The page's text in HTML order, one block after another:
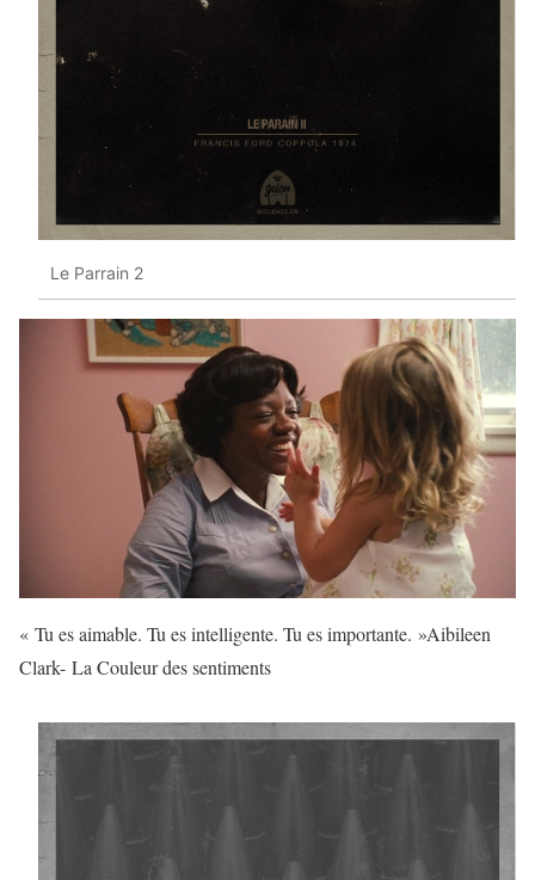
Le Parrain 2
« Tu es aimable. Tu es intelligente. Tu es importante. »Aibileen
Clark- La Couleur des sentiments